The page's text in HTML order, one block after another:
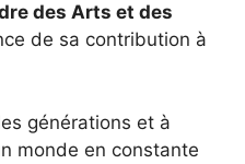
des Arts et des
de sa contribution à
générations et à
monde en constante